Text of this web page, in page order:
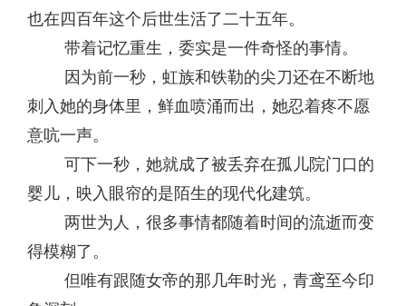
也在四百年这个后世生活了二十五年。
带着记忆重生，委实是一件奇怪的事情。
因为前一秒，虹族和铁勒的尖刀还在不断地
刺入她的身体里，鲜血喷涌而出，她忍着疼不愿
意吭一声。
可下一秒，她就成了被丢弃在孤儿院门口的
婴儿，映入眼帘的是陌生的现代化建筑。
两世为人，很多事情都随着时间的流逝而变
得模糊了。
但唯有跟随女帝的那几年时光，青鸢至今印